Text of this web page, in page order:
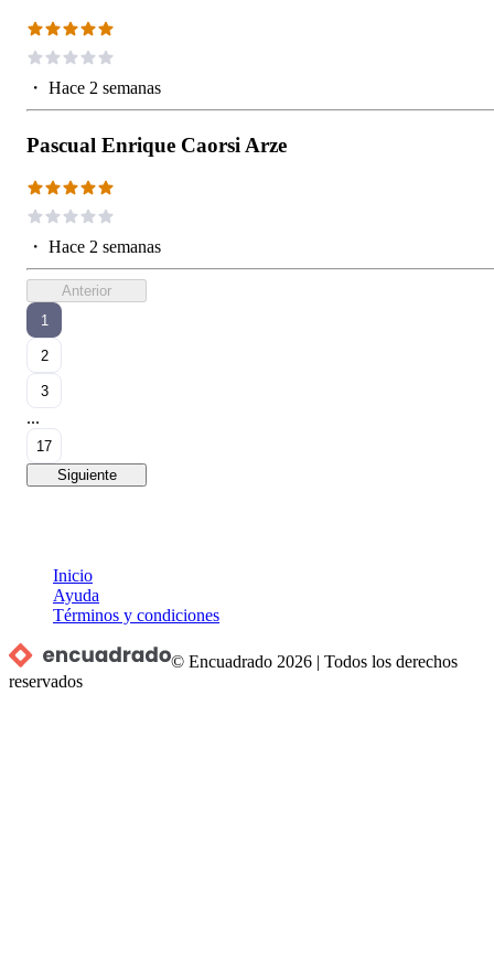
・ Hace 2 semanas
Pascual Enrique Caorsi Arze
・ Hace 2 semanas
Anterior
1
2
3
...
17
Siguiente
Inicio
Ayuda
Términos y condiciones
© Encuadrado 2026 |Todos los derechos
reservados